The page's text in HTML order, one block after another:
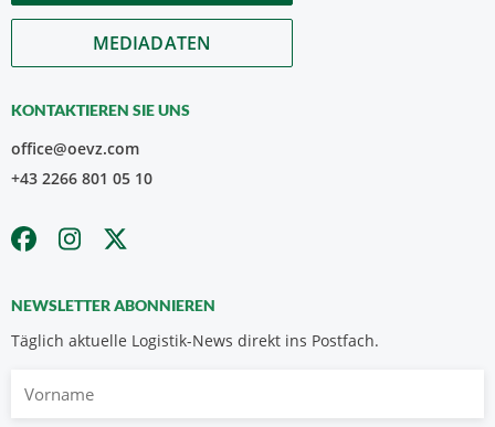
MEDIADATEN
KONTAKTIEREN SIE UNS
office@oevz.com
+43 2266 801 05 10
NEWSLETTER ABONNIEREN
Täglich aktuelle Logistik-News direkt ins Postfach.